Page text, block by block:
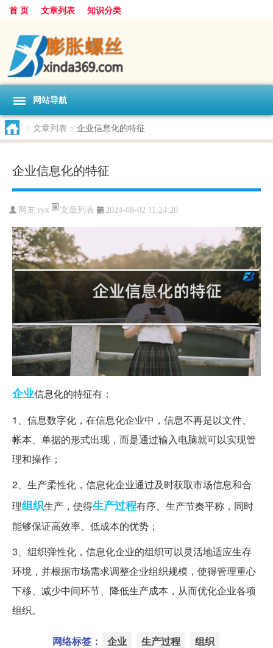
首 页 文章列表 知识分类
网站导航
> 文章列表 > 企业信息化的特征
企业信息化的特征
网友:ryx 文章列表 2024-08-02 11:24:20
企业信息化的特征有：
1、信息数字化，在信息化企业中，信息不再是以文件、
帐本、单据的形式出现，而是通过输入电脑就可以实现管
理和操作；
2、生产柔性化，信息化企业通过及时获取市场信息和合
理组织生产，使得生产过程有序、生产节奏平称，同时
能够保证高效率、低成本的优势；
3、组织弹性化，信息化企业的组织可以灵活地适应生存
环境，并根据市场需求调整企业组织规模，使得管理重心
下移、减少中间环节、降低生产成本，从而优化企业各项
组织。
网络标签： 企业 生产过程 组织